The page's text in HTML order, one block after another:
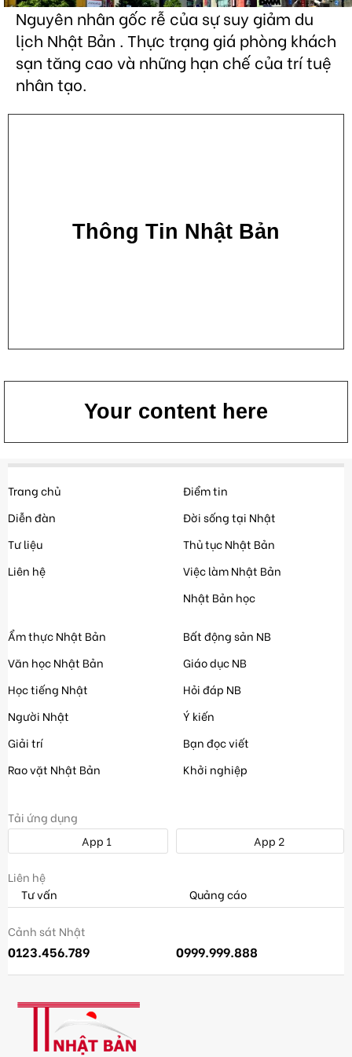
Nguyên nhân gốc rễ của sự suy giảm du
lịch Nhật Bản . Thực trạng giá phòng khách
sạn tăng cao và những hạn chế của trí tuệ
nhân tạo.
Thông Tin Nhật Bản
Your content here
Trang chủ
Diễn đàn
Tư liệu
Liên hệ
Điểm tin
Đời sống tại Nhật
Thủ tục Nhật Bản
Việc làm Nhật Bản
Nhật Bản học
Ẩm thực Nhật Bản
Văn học Nhật Bản
Học tiếng Nhật
Người Nhật
Giải trí
Rao vặt Nhật Bản
Bất động sản NB
Giáo dục NB
Hỏi đáp NB
Ý kiến
Bạn đọc viết
Khởi nghiệp
Tải ứng dụng
App 1
App 2
Liên hệ
Tư vấn
Quảng cáo
Cảnh sát Nhật
0123.456.789 0999.999.888